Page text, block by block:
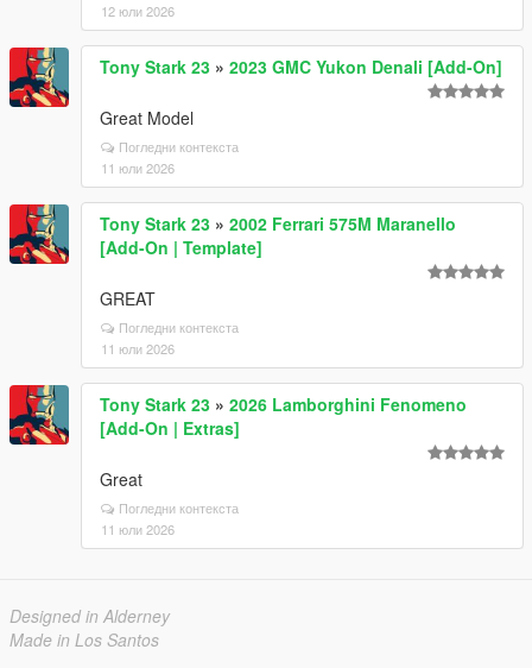
12 юли 2026
Tony Stark 23 » 2023 GMC Yukon Denali [Add-On]
Great Model
Погледни контекста
11 юли 2026
Tony Stark 23 » 2002 Ferrari 575M Maranello
[Add-On | Template]
GREAT
Погледни контекста
11 юли 2026
Tony Stark 23 » 2026 Lamborghini Fenomeno
[Add-On | Extras]
Great
Погледни контекста
11 юли 2026
Designed in Alderney
Made in Los Santos